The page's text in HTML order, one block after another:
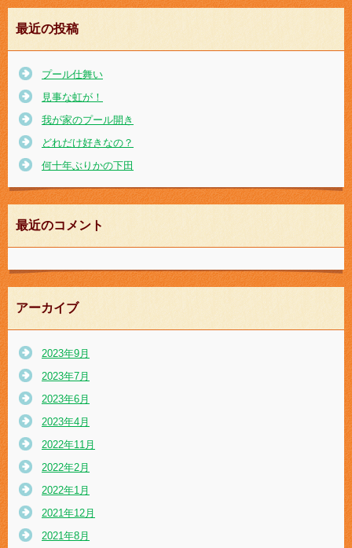
最近の投稿
プール仕舞い
見事な虹が！
我が家のプール開き
どれだけ好きなの？
何十年ぶりかの下田
最近のコメント
アーカイブ
2023年9月
2023年7月
2023年6月
2023年4月
2022年11月
2022年2月
2022年1月
2021年12月
2021年8月